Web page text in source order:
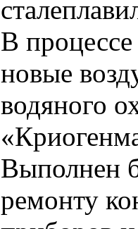
В процессе
новые
водяного
Выполнен
ремонту